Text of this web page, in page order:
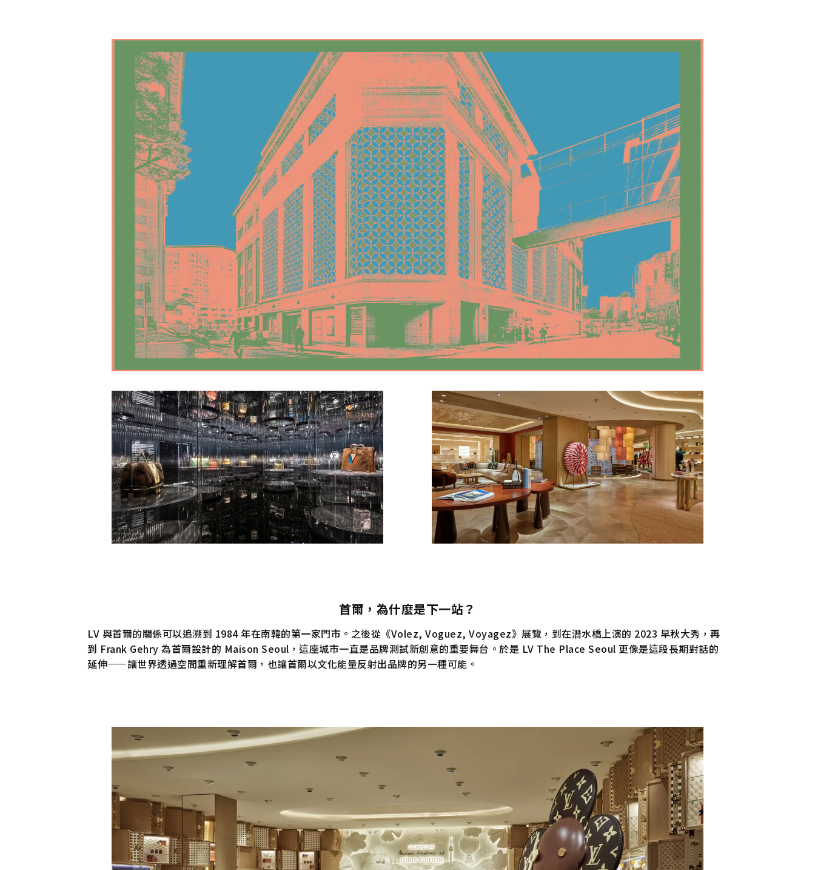
首爾，為什麼是下一站？
LV 與首爾的關係可以追溯到 1984 年在南韓的第一家門市。之後從《Volez, Voguez, Voyagez》展覽，到在潛水橋上演的 2023 早秋大秀，再
到 Frank Gehry 為首爾設計的 Maison Seoul，這座城市一直是品牌測試新創意的重要舞台。於是 LV The Place Seoul 更像是這段長期對話的
延伸——讓世界透過空間重新理解首爾，也讓首爾以文化能量反射出品牌的另一種可能。